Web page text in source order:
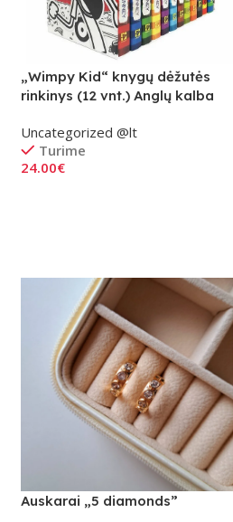
„Wimpy Kid“ knygų dėžutės
rinkinys (12 vnt.) Anglų kalba
Uncategorized @lt
Turime
24.00€
Auskarai „5 diamonds”